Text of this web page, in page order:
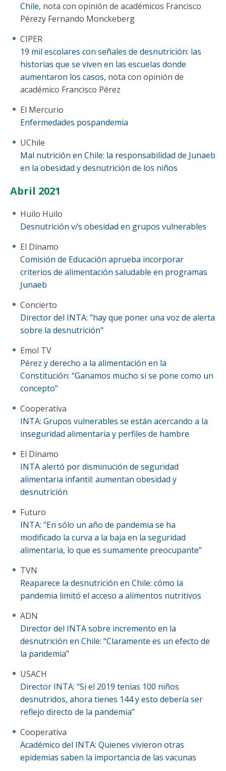
Chile, nota con opinión de académicos Francisco
Pérezy Fernando Monckeberg
CIPER
19 mil escolares con señales de desnutrición: las
historias que se viven en las escuelas donde
aumentaron los casos, nota con opinión de
académico Francisco Pérez
El Mercurio
Enfermedades pospandemia
UChile
Mal nutrición en Chile: la responsabilidad de Junaeb
en la obesidad y desnutrición de los niños
Abril 2021
Huilo Huilo
Desnutrición v/s obesidad en grupos vulnerables
El Dínamo
Comisión de Educación aprueba incorporar
criterios de alimentación saludable en programas
Junaeb
Concierto
Director del INTA: "hay que poner una voz de alerta
sobre la desnutrición"
Emol TV
Pérez y derecho a la alimentación en la
Constitución: "Ganamos mucho si se pone como un
concepto"
Cooperativa
INTA: Grupos vulnerables se están acercando a la
inseguridad alimentaria y perfiles de hambre
El Dínamo
INTA alertó por disminución de seguridad
alimentaria infantil: aumentan obesidad y
desnutrición
Futuro
INTA: "En sólo un año de pandemia se ha
modificado la curva a la baja en la seguridad
alimentaria, lo que es sumamente preocupante"
TVN
Reaparece la desnutrición en Chile: cómo la
pandemia limitó el acceso a alimentos nutritivos
ADN
Director del INTA sobre incremento en la
desnutrición en Chile: “Claramente es un efecto de
la pandemia”
USACH
Director INTA: “Si el 2019 tenías 100 niños
desnutridos, ahora tienes 144 y esto debería ser
reflejo directo de la pandemia”
Cooperativa
Académico del INTA: Quienes vivieron otras
epidemias saben la importancia de las vacunas